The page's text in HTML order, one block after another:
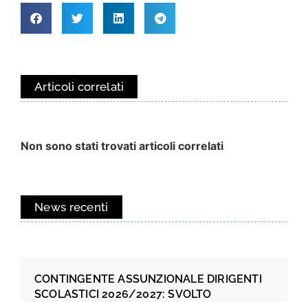
Articoli correlati
Non sono stati trovati articoli correlati
News recenti
CONTINGENTE ASSUNZIONALE DIRIGENTI
SCOLASTICI 2026/2027: SVOLTO